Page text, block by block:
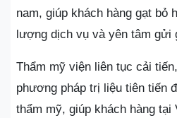
nam, giúp khách hàng gạt bỏ
lượng dịch vụ và yên tâm gửi
Thẩm mỹ viện liên tục cải
phương pháp trị liệu tiên tiến
thẩm mỹ, giúp khách hàng tại